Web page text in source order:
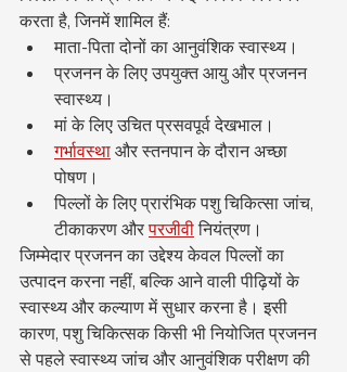
करता है, जिनमें शामिल हैं:
माता-पिता दोनों का आनुवंशिक स्वास्थ्य।
प्रजनन के लिए उपयुक्त आयु और प्रजनन
स्वास्थ्य।
मां के लिए उचित प्रसवपूर्व देखभाल।
गर्भावस्था और स्तनपान के दौरान अच्छा
पोषण।
पिल्लों के लिए प्रारंभिक पशु चिकित्सा जांच,
टीकाकरण और परजीवी नियंत्रण।
जिम्मेदार प्रजनन का उद्देश्य केवल पिल्लों का
उत्पादन करना नहीं, बल्कि आने वाली पीढ़ियों के
स्वास्थ्य और कल्याण में सुधार करना है। इसी
कारण, पशु चिकित्सक किसी भी नियोजित प्रजनन
से पहले स्वास्थ्य जांच और आनुवंशिक परीक्षण की